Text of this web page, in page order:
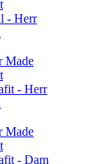
- Herr
Made
- Herr
Made
- Dam